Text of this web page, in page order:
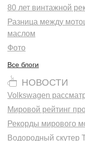
80 лет винтажной
Разница между
маслом
Фото
Все блоги
НОВОСТИ
Volkswagen
Мировой рейтинг
Рекорды мирового
Водородный скутер